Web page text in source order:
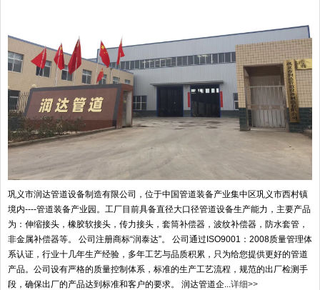
巩义市润达管道设备制造有限公司，位于中国管道装备产业集中区巩义市西村镇
境内----管道装备产业园。工厂目前具备直径大口径管道设备生产能力，主要产品
为：伸缩接头，橡胶软接头，传力接头，套筒补偿器，波纹补偿器，防水套管，
非金属补偿器等。 公司注册商标“润泰达”。 公司通过ISO9001：2008质量管理体
系认证，行业十几年生产经验，多年工艺与品质积累，只为给您提供更好的管道
产品。公司设有严格的质量控制体系，标准的生产工艺流程，规范的出厂检测手
段，确保出厂的产品达到标准和客户的要求。 润达管道企...详细>>